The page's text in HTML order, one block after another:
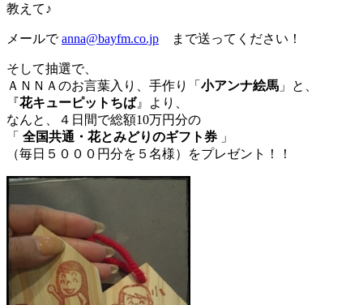
教えて♪
メールでanna@bayfm.co.jp まで送ってください！
そして抽選で、
ＡＮＮＡのお言葉入り、手作り「 小アンナ絵馬 」と、
『花キューピットちば』より、
なんと、４日間で総額10万円分の
「 全国共通・花とみどりのギフト券 」
（毎日５０００円分を５名様）をプレゼント！！